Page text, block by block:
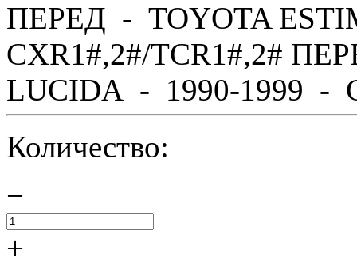
ПЕРЕД - TOYOTA
CXR1#,2#/TCR1#,2#
LUCIDA - 1990-1999 -
Количество:
−
+